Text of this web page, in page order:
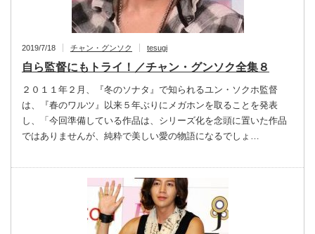
2019/7/18 チャン・グンソク tesugi
自ら監督にもトライ！／チャン・グンソク全集８
２０１１年２月、『冬のソナタ』で知られるユン・ソクホ監督
は、『春のワルツ』以来５年ぶりにメガホンを取ることを発表
し、「今回準備している作品は、シリーズ化を念頭に置いた作品
ではありませんが、純粋で美しい愛の物語になるでしょ…